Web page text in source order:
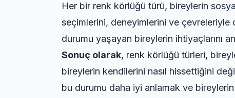
Her bir renk körlüğü türü, bireylerin
seçimlerini, deneyimlerini ve
durumu yaşayan bireylerin ihtiyaçlarını
Sonuç olarak, renk körlüğü türleri,
bireylerin kendilerini nasıl hissettiğini
bu durumu daha iyi anlamak ve